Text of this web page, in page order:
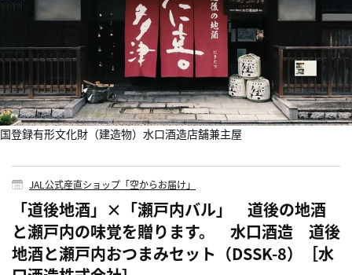
国登録有形文化財（建造物）水口酒造店舗兼主屋
JAL公式産直ショップ「空からお届け」
「道後地酒」×「瀬戸内バル」 道後の地酒
と瀬戸内の味覚を贈ります。 水口酒造 道後
地酒と瀬戸内おつまみセット（DSSK-8）［水